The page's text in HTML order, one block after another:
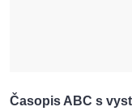
Časopis ABC s